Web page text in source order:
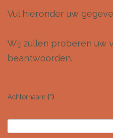
Vul hieronder uw
Wij zullen proberen uw
beantwoorden.
Achternaam (*)